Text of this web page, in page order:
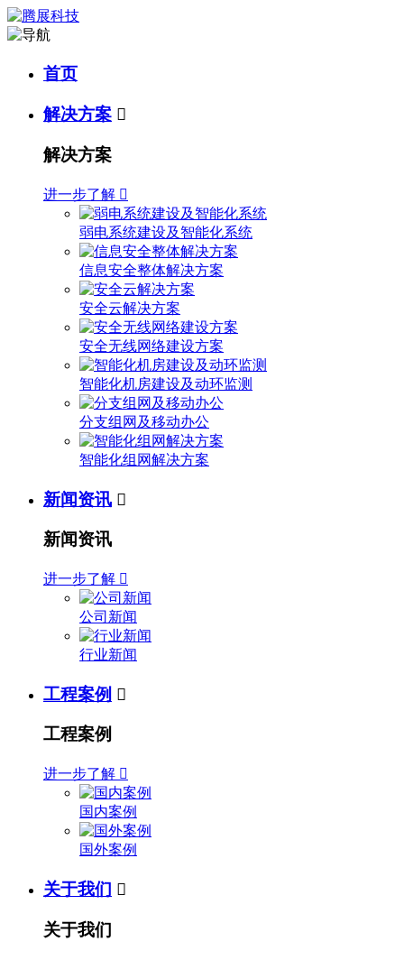
首页
解决方案 
解决方案
进一步了解 
弱电系统建设及智能化系统
信息安全整体解决方案
安全云解决方案
安全无线网络建设方案
智能化机房建设及动环监测
分支组网及移动办公
智能化组网解决方案
新闻资讯 
新闻资讯
进一步了解 
公司新闻
行业新闻
工程案例 
工程案例
进一步了解 
国内案例
国外案例
关于我们 
关于我们